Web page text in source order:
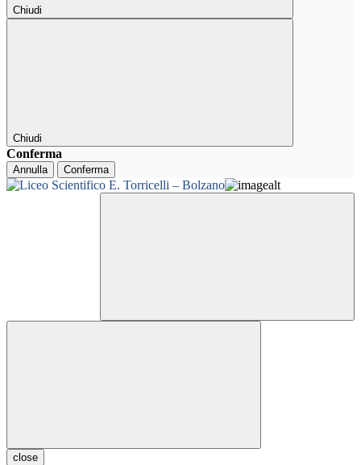
Chiudi
Chiudi
Conferma
Annulla Conferma
close